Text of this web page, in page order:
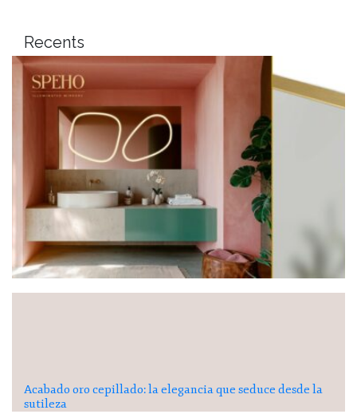
Recents
Acabado oro cepillado: la elegancia que seduce desde la
sutileza